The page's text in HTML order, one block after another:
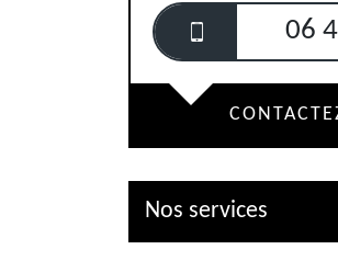
06
Nos services